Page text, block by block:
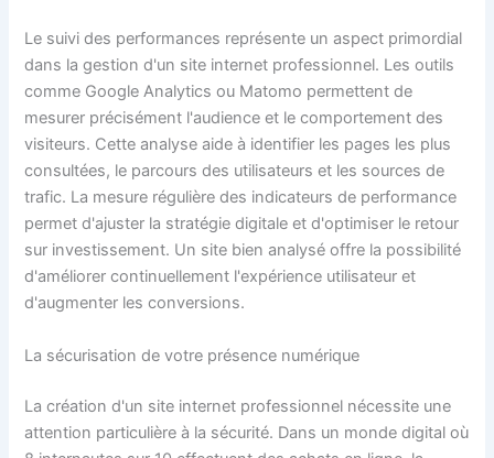
Le suivi des performances représente un aspect primordial
dans la gestion d'un site internet professionnel. Les outils
comme Google Analytics ou Matomo permettent de
mesurer précisément l'audience et le comportement des
visiteurs. Cette analyse aide à identifier les pages les plus
consultées, le parcours des utilisateurs et les sources de
trafic. La mesure régulière des indicateurs de performance
permet d'ajuster la stratégie digitale et d'optimiser le retour
sur investissement. Un site bien analysé offre la possibilité
d'améliorer continuellement l'expérience utilisateur et
d'augmenter les conversions.
La sécurisation de votre présence numérique
La création d'un site internet professionnel nécessite une
attention particulière à la sécurité. Dans un monde digital où